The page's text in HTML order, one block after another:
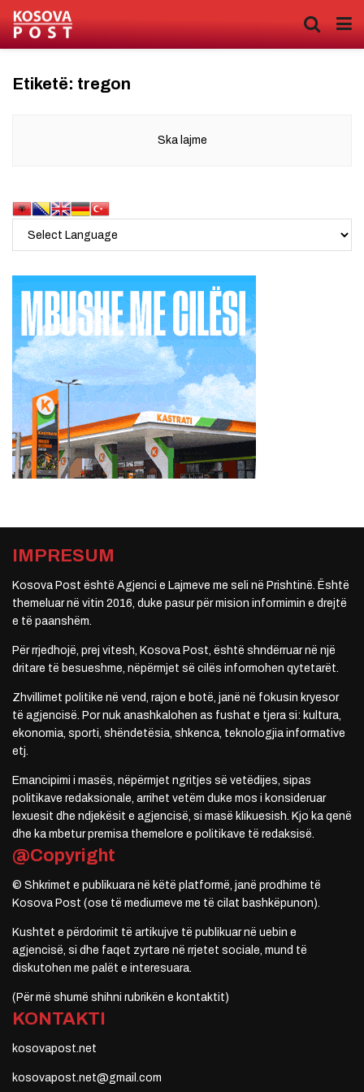
Etiketë: tregon
Ska lajme
IMPRESUM
Kosova Post është Agjenci e Lajmeve me seli në Prishtinë. Është
themeluar në vitin 2016, duke pasur për mision informimin e drejtë
e të paanshëm.
Për rrjedhojë, prej vitesh, Kosova Post, është shndërruar në një
dritare të besueshme, nëpërmjet së cilës informohen qytetarët.
Zhvillimet politike në vend, rajon e botë, janë në fokusin kryesor
të agjencisë. Por nuk anashkalohen as fushat e tjera si: kultura,
ekonomia, sporti, shëndetësia, shkenca, teknologjia informative
etj.
Emancipimi i masës, nëpërmjet ngritjes së vetëdijes, sipas
politikave redaksionale, arrihet vetëm duke mos i konsideruar
lexuesit dhe ndjekësit e agjencisë, si masë klikuesish. Kjo ka qenë
dhe ka mbetur premisa themelore e politikave të redaksisë.
@Copyright
© Shkrimet e publikuara në këtë platformë, janë prodhime të
Kosova Post (ose të mediumeve me të cilat bashkëpunon).
Kushtet e përdorimit të artikujve të publikuar në uebin e
agjencisë, si dhe faqet zyrtare në rrjetet sociale, mund të
diskutohen me palët e interesuara.
(Për më shumë shihni rubrikën e kontaktit)
KONTAKTI
kosovapost.net
kosovapost.net@gmail.com